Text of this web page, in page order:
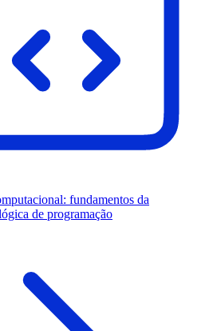
fundamentos da
de programação